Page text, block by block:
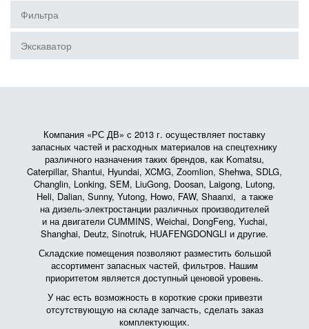
Фильтра
Экскаватор
Компания «РС ДВ» с 2013 г. осуществляет поставку
запасных частей и расходных материалов на спецтехнику
различного назначения таких брендов, как Komatsu,
Caterpillar, Shantui, Hyundai, XCMG, Zoomlion, Shehwa, SDLG,
Changlin, Lonking, SEM, LiuGong, Doosan, Laigong, Lutong,
Heli, Dalian, Sunny, Yutong, Howo, FAW, Shaanxi, а также
на дизель-электростанции различных производителей
и на двигатели CUMMINS, Weichai, DongFeng, Yuchai,
Shanghai, Deutz, Sinotruk, HUAFENGDONGLI и другие.
Складские помещения позволяют разместить большой
ассортимент запасных частей, фильтров. Нашим
приоритетом является доступный ценовой уровень.
У нас есть возможность в короткие сроки привезти
отсутствующую на складе запчасть, сделать заказ
комплектующих.